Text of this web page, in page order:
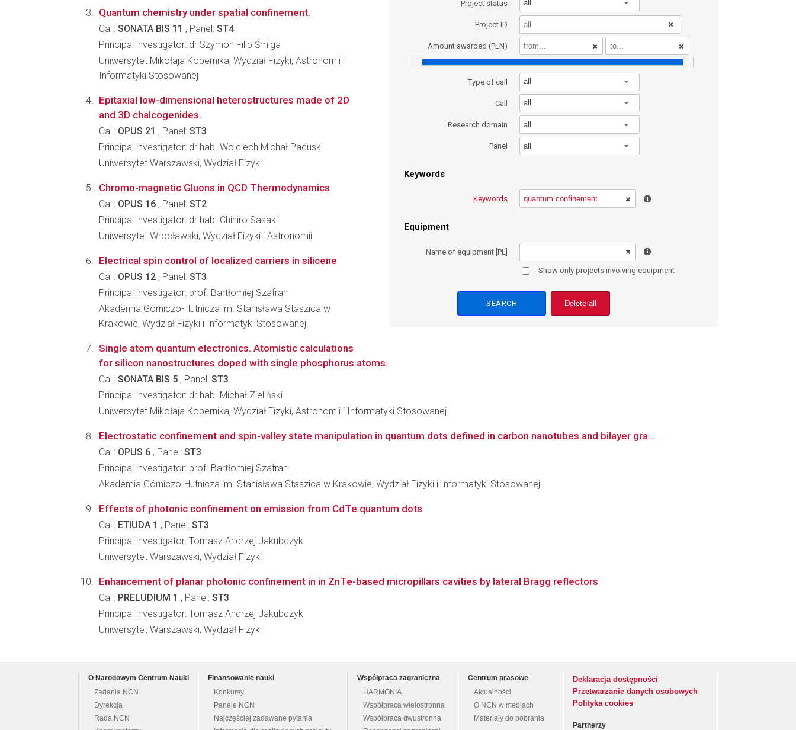
Project status all
Project ID
Amount awarded (PLN)
Type of call all
Call all
Research domain all
Panel all
Keywords
Keywords
Equipment
Name of equipment [PL]
Show only projects involving equipment
Delete all
Quantum chemistry under spatial confinement.
Call: SONATA BIS 11 , Panel: ST4
Principal investigator: dr Szymon Filip Śmiga
Uniwersytet Mikołaja Kopernika, Wydział Fizyki, Astronomii i
Informatyki Stosowanej
Epitaxial low-dimensional heterostructures made of 2D
and 3D chalcogenides.
Call: OPUS 21 , Panel: ST3
Principal investigator: dr hab. Wojciech Michał Pacuski
Uniwersytet Warszawski, Wydział Fizyki
Chromo-magnetic Gluons in QCD Thermodynamics
Call: OPUS 16 , Panel: ST2
Principal investigator: dr hab. Chihiro Sasaki
Uniwersytet Wrocławski, Wydział Fizyki i Astronomii
Electrical spin control of localized carriers in silicene
Call: OPUS 12 , Panel: ST3
Principal investigator: prof. Bartłomiej Szafran
Akademia Górniczo-Hutnicza im. Stanisława Staszica w
Krakowie, Wydział Fizyki i Informatyki Stosowanej
Single atom quantum electronics. Atomistic calculations
for silicon nanostructures doped with single phosphorus atoms.
Call: SONATA BIS 5 , Panel: ST3
Principal investigator: dr hab. Michał Zieliński
Uniwersytet Mikołaja Kopernika, Wydział Fizyki, Astronomii i Informatyki Stosowanej
Electrostatic confinement and spin-valley state manipulation in quantum dots defined in carbon nanotubes and bilayer gra...
Call: OPUS 6 , Panel: ST3
Principal investigator: prof. Bartłomiej Szafran
Akademia Górniczo-Hutnicza im. Stanisława Staszica w Krakowie, Wydział Fizyki i Informatyki Stosowanej
Effects of photonic confinement on emission from CdTe quantum dots
Call: ETIUDA 1 , Panel: ST3
Principal investigator: Tomasz Andrzej Jakubczyk
Uniwersytet Warszawski, Wydział Fizyki
Enhancement of planar photonic confinement in in ZnTe-based micropillars cavities by lateral Bragg reflectors
Call: PRELUDIUM 1 , Panel: ST3
Principal investigator: Tomasz Andrzej Jakubczyk
Uniwersytet Warszawski, Wydział Fizyki
O Narodowym Centrum Nauki
Zadania NCN
Dyrekcja
Rada NCN
Finansowanie nauki
Konkursy
Panele NCN
Najczęściej zadawane pytania
Współpraca zagraniczna
HARMONIA
Współpraca wielostronna
Współpraca dwustronna
Centrum prasowe
Aktualności
O NCN w mediach
Materiały do pobrania
Deklaracja dostępności
Przetwarzanie danych osobowych
Polityka cookies
Partnerzy